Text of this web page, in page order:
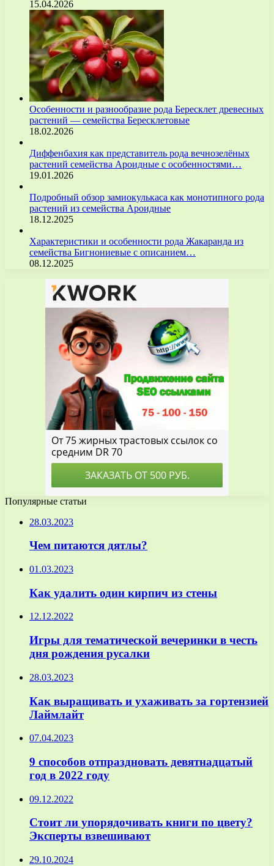
15.04.2026
Особенности и разнообразие рода Бересклет древесных
растений — семейства Бересклетовые
18.02.2026
Диффенбахия как представитель рода вечнозелёных
растений семейства Ароидные с особенностями…
19.01.2026
Подробный обзор замиокулькаса как монотипного рода
растений из семейства Ароидные
18.12.2025
Характеристики и особенности рода Жакаранда из
семейства Бигнониевые с описанием…
08.12.2025
Популярные статьи
28.03.2023
Чем питаются дятлы?
01.03.2023
Как удалить один кирпич из стены
12.12.2022
Игры для тематической вечеринки в честь
дня рождения русалки
28.03.2023
Как выращивать и ухаживать за гортензией
Лаймлайт
07.04.2023
9 способов отпраздновать девятнадцатый
год в 2022 году
09.12.2022
Стоит ли упорядочивать книги по цвету?
Эксперты взвешивают
29.10.2024